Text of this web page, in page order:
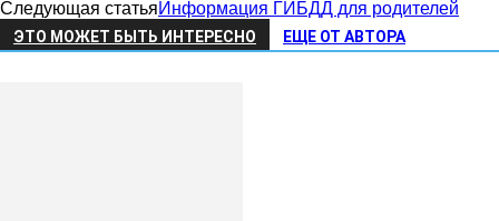
Следующая статьяИнформация ГИБДД для родителей
ЭТО МОЖЕТ БЫТЬ ИНТЕРЕСНО ЕЩЕ ОТ АВТОРА